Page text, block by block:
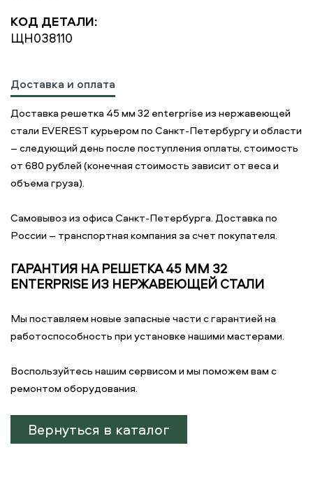
КОД ДЕТАЛИ:
ЩН038110
Доставка и оплата
Доставка решетка 45 мм 32 enterprise из нержавеющей
стали EVEREST курьером по Санкт-Петербургу и области
– следующий день после поступления оплаты, стоимость
от 680 рублей (конечная стоимость зависит от веса и
объема груза).
Самовывоз из офиса Санкт-Петербурга. Доставка по
России – транспортная компания за счет покупателя.
ГАРАНТИЯ НА РЕШЕТКА 45 ММ 32
ENTERPRISE ИЗ НЕРЖАВЕЮЩЕЙ СТАЛИ
Мы поставляем новые запасные части с гарантией на
работоспособность при установке нашими мастерами.
Воспользуйтесь нашим сервисом и мы поможем вам с
ремонтом оборудования.
Вернуться в каталог